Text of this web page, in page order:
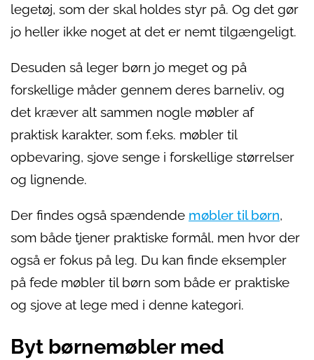
legetøj, som der skal holdes styr på. Og det gør
jo heller ikke noget at det er nemt tilgængeligt.
Desuden så leger børn jo meget og på
forskellige måder gennem deres barneliv, og
det kræver alt sammen nogle møbler af
praktisk karakter, som f.eks. møbler til
opbevaring, sjove senge i forskellige størrelser
og lignende.
Der findes også spændende møbler til børn,
som både tjener praktiske formål, men hvor der
også er fokus på leg. Du kan finde eksempler
på fede møbler til børn som både er praktiske
og sjove at lege med i denne kategori.
Byt børnemøbler med